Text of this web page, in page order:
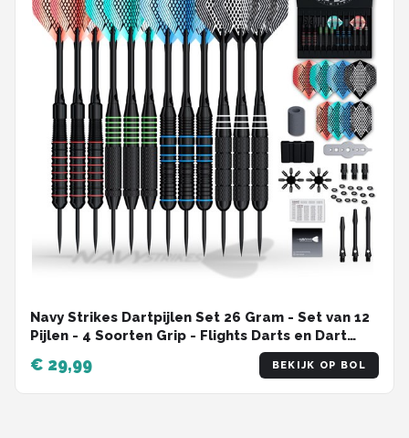
Navy Strikes Dartpijlen Set 26 Gram - Set van 12
Pijlen - 4 Soorten Grip - Flights Darts en Dart
Shafts - Darten - 108 Delige Set - Incl Add-a-
Gram 27 Gram
€ 29,99 BEKIJK OP BOL